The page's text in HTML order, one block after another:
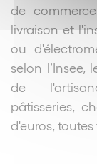
de
livraison et
ou
selon l’Insee,
de
pâtisseries,
d'euros, toutes